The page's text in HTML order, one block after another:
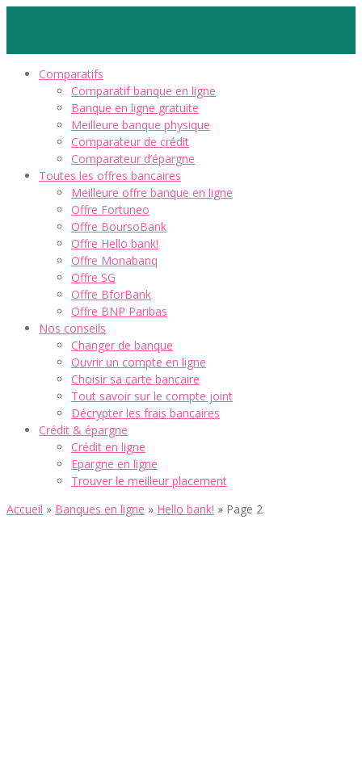
Comparatifs
Comparatif banque en ligne
Banque en ligne gratuite
Meilleure banque physique
Comparateur de crédit
Comparateur d’épargne
Toutes les offres bancaires
Meilleure offre banque en ligne
Offre Fortuneo
Offre BoursoBank
Offre Hello bank!
Offre Monabanq
Offre SG
Offre BforBank
Offre BNP Paribas
Nos conseils
Changer de banque
Ouvrir un compte en ligne
Choisir sa carte bancaire
Tout savoir sur le compte joint
Décrypter les frais bancaires
Crédit & épargne
Crédit en ligne
Epargne en ligne
Trouver le meilleur placement
Accueil » Banques en ligne » Hello bank! » Page 2